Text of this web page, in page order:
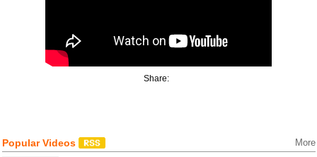
Share:
Popular Videos More